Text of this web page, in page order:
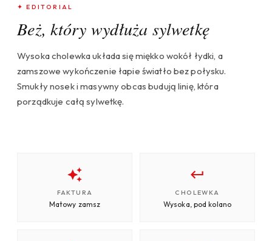
✦ EDITORIAL
Beż, który wydłuża sylwetkę
Wysoka cholewka układa się miękko wokół łydki, a
zamszowe wykończenie łapie światło bez połysku.
Smukły nosek i masywny obcas budują linię, która
porządkuje całą sylwetkę.
FAKTURA
Matowy zamsz
CHOLEWKA
Wysoka, pod kolano